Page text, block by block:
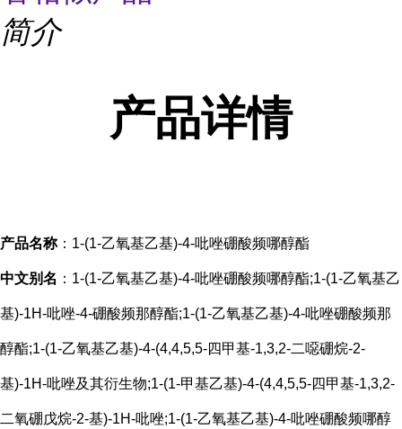
简介
产品详情
产品名称：1-(1-乙氧基乙基)-4-吡唑硼酸频哪醇酯
中文别名 ：1-(1-乙氧基乙基)-4-吡唑硼酸频哪醇酯;1-(1-乙氧基乙
基)-1H-吡唑-4-硼酸频那醇酯;1-(1-乙氧基乙基)-4-吡唑硼酸频那
醇酯;1-(1-乙氧基乙基)-4-(4,4,5,5-四甲基-1,3,2-二噁硼烷-2-
基)-1H-吡唑及其衍生物;1-(1-甲基乙基)-4-(4,4,5,5-四甲基-1,3,2-
二氧硼戊烷-2-基)-1H-吡唑;1-(1-乙氧基乙基)-4-吡唑硼酸频哪醇